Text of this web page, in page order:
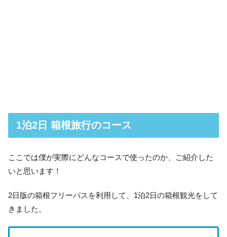
1泊2日 箱根旅行のコース
ここでは僕が実際にどんなコースで使ったのか、ご紹介した
いと思います！
2日版の箱根フリーパスを利用して、1泊2日の箱根観光をして
きました。